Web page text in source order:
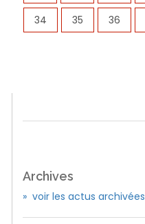
34 35 36
Archives
» voir les actus archivées